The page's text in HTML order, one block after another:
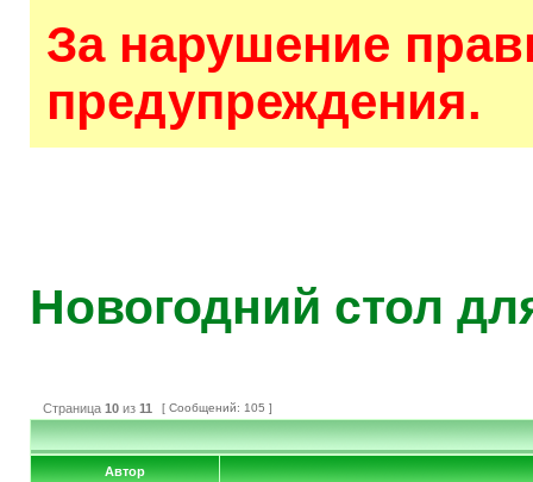
За нарушение
предупреждения.
Новогодний стол
Страница 10 из 11 [ Сообщений: 105 ]
Автор